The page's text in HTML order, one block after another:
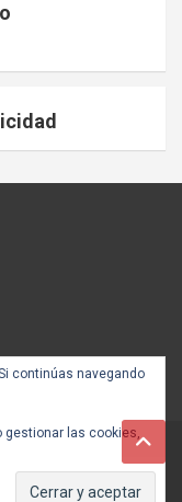
continúas navegando
gestionar las cookies,